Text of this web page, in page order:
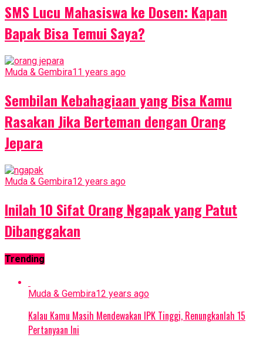
SMS Lucu Mahasiswa ke Dosen: Kapan
Bapak Bisa Temui Saya?
Muda & Gembira11 years ago
Sembilan Kebahagiaan yang Bisa Kamu
Rasakan Jika Berteman dengan Orang
Jepara
Muda & Gembira12 years ago
Inilah 10 Sifat Orang Ngapak yang Patut
Dibanggakan
Trending
Muda & Gembira12 years ago
Kalau Kamu Masih Mendewakan IPK Tinggi, Renungkanlah 15
Pertanyaan Ini